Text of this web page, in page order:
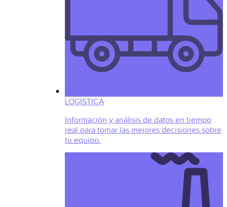
LOGÍSTICA
Información y análisis de datos en tiempo
real para tomar las mejores decisiones sobre
tu equipo.